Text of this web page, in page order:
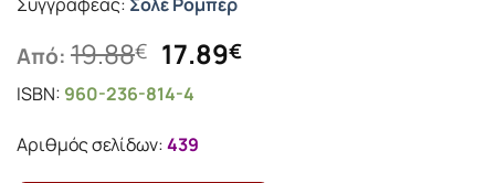
Από: 19.88€ Original
price
was:
19.88€.
17.89€Η
ISBN: 960-236-814-4
Αριθμός σελίδων:439